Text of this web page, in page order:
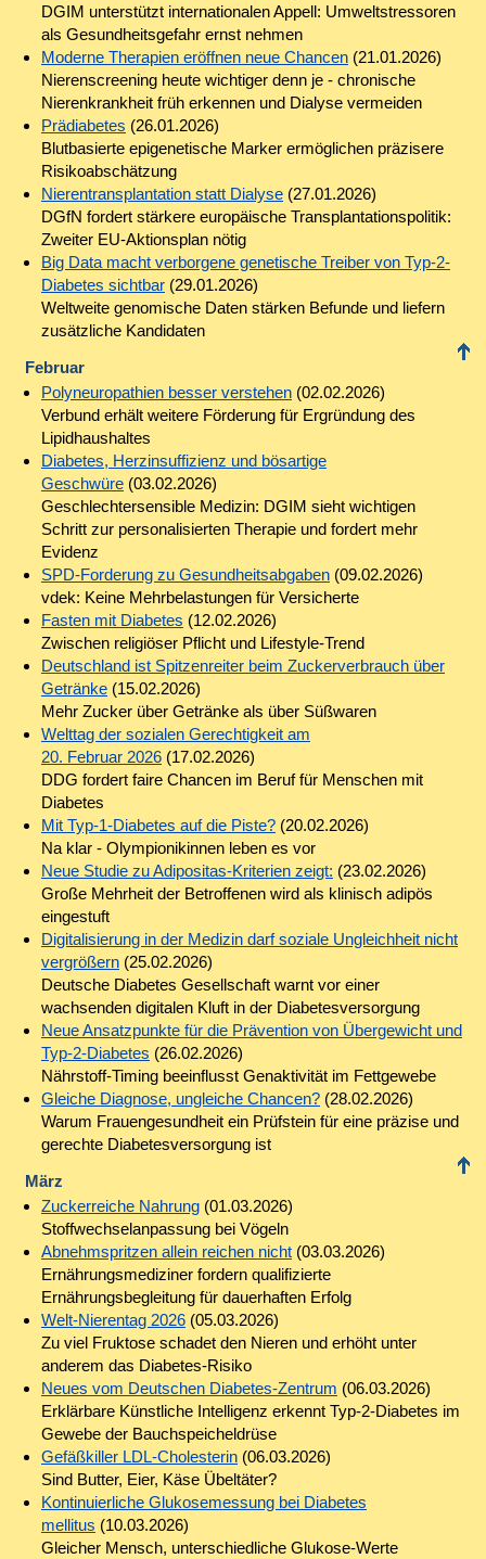
DGIM unterstützt internationalen Appell: Umweltstressoren
als Gesundheitsgefahr ernst nehmen
Moderne Therapien eröffnen neue Chancen(21.01.2026)
Nierenscreening heute wichtiger denn je - chronische
Nierenkrankheit früh erkennen und Dialyse vermeiden
Prädiabetes (26.01.2026)
Blutbasierte epigenetische Marker ermöglichen präzisere
Risikoabschätzung
Nierentransplantation statt Dialyse(27.01.2026)
DGfN fordert stärkere europäische Transplantations­politik:
Zweiter EU-Aktionsplan nötig
Big Data macht verborgene genetische Treiber von Typ-2-
Diabetes sichtbar(29.01.2026)
Weltweite genomische Daten stärken Befunde und liefern
zusätzliche Kandidaten
Februar
Polyneuropathien besser verstehen(02.02.2026)
Verbund erhält weitere Förderung für Ergründung des
Lipidhaushaltes
Diabetes, Herzinsuffizienz und bösartige
Geschwüre(03.02.2026)
Geschlechtersensible Medizin: DGIM sieht wichtigen
Schritt zur personalisierten Therapie und fordert mehr
Evidenz
SPD-Forderung zu Gesundheitsabgaben(09.02.2026)
vdek: Keine Mehrbelastungen für Versicherte
Fasten mit Diabetes (12.02.2026)
Zwischen religiöser Pflicht und Lifestyle-Trend
Deutschland ist Spitzenreiter beim Zuckerverbrauch über
Getränke(15.02.2026)
Mehr Zucker über Getränke als über Süßwaren
Welttag der sozialen Gerechtigkeit am
20. Februar 2026(17.02.2026)
DDG fordert faire Chancen im Beruf für Menschen mit
Diabetes
Mit Typ-1-Diabetes auf die Piste?(20.02.2026)
Na klar - Olympionikinnen leben es vor
Neue Studie zu Adipositas-Kriterien zeigt: (23.02.2026)
Große Mehrheit der Betroffenen wird als klinisch adipös
eingestuft
Digitalisierung in der Medizin darf soziale Ungleichheit nicht
vergrößern(25.02.2026)
Deutsche Diabetes Gesellschaft warnt vor einer
wachsenden digitalen Kluft in der Diabetesversorgung
Neue Ansatzpunkte für die Prävention von Übergewicht und
Typ-2-Diabetes (26.02.2026)
Nährstoff-Timing beeinflusst Genaktivität im Fettgewebe
Gleiche Diagnose, ungleiche Chancen?(28.02.2026)
Warum Frauengesundheit ein Prüfstein für eine präzise und
gerechte Diabetesversorgung ist
März
Zuckerreiche Nahrung(01.03.2026)
Stoffwechselanpassung bei Vögeln
Abnehmspritzen allein reichen nicht(03.03.2026)
Ernährungsmediziner fordern qualifizierte
Ernährungsbegleitung für dauerhaften Erfolg
Welt-Nierentag 2026(05.03.2026)
Zu viel Fruktose schadet den Nieren und erhöht unter
anderem das Diabetes-Risiko
Neues vom Deutschen Diabetes-Zentrum (06.03.2026)
Erklärbare Künstliche Intelligenz erkennt Typ-2-Diabetes im
Gewebe der Bauchspeicheldrüse
Gefäßkiller LDL-Cholesterin(06.03.2026)
Sind Butter, Eier, Käse Übeltäter?
Kontinuierliche Glukosemessung bei Diabetes
mellitus (10.03.2026)
Gleicher Mensch, unterschiedliche Glukose-Werte